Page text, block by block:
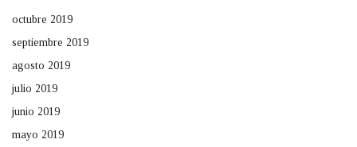
octubre 2019
septiembre 2019
agosto 2019
julio 2019
junio 2019
mayo 2019